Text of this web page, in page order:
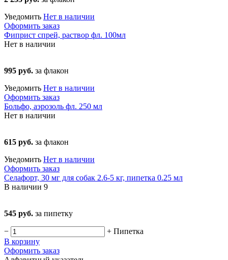
Уведомить Нет в наличии
Оформить заказ
Фиприст спрей, раствор фл. 100мл
Нет в наличии
995 руб. за флакон
Уведомить Нет в наличии
Оформить заказ
Больфо, аэрозоль фл. 250 мл
Нет в наличии
615 руб. за флакон
Уведомить Нет в наличии
Оформить заказ
Селафорт, 30 мг для собак 2.6-5 кг, пипетка 0.25 мл
В наличии 9
545 руб. за пипетку
− + Пипетка
В корзину
Оформить заказ